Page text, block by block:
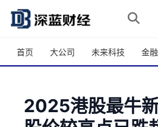
跳转到主内容
首页 大公司 未来科技 金融
2025港股最牛